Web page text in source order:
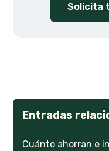
Solicita
Entradas
Cuánto ahorran e